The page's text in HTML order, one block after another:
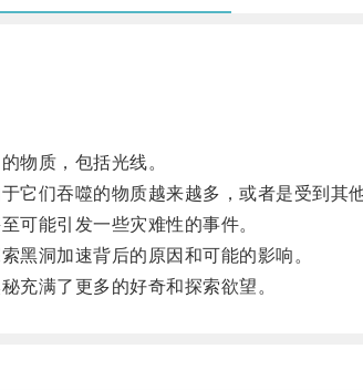
物质，包括光线。
们吞噬的物质越来越多，或者是受到其他
能引发一些灾难性的事件。
洞加速背后的原因和可能的影响。
满了更多的好奇和探索欲望。